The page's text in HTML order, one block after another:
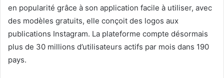
en popularité grâce à son application facile à utiliser, avec
des modèles gratuits, elle conçoit des logos aux
publications Instagram. La plateforme compte désormais
plus de 30 millions d’utilisateurs actifs par mois dans 190
pays.